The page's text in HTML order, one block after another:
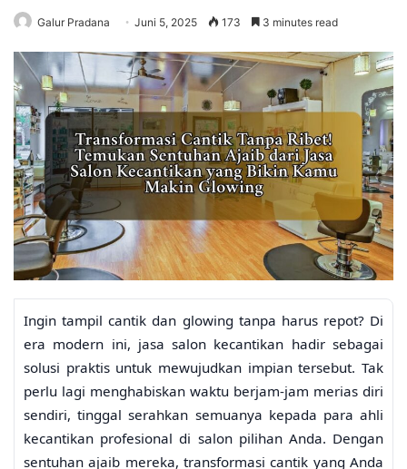
Galur Pradana Juni 5, 2025 173 3 minutes read
Ingin tampil cantik dan glowing tanpa harus repot? Di
era modern ini, jasa salon kecantikan hadir sebagai
solusi praktis untuk mewujudkan impian tersebut. Tak
perlu lagi menghabiskan waktu berjam-jam merias diri
sendiri, tinggal serahkan semuanya kepada para ahli
kecantikan profesional di salon pilihan Anda. Dengan
sentuhan ajaib mereka, transformasi cantik yang Anda